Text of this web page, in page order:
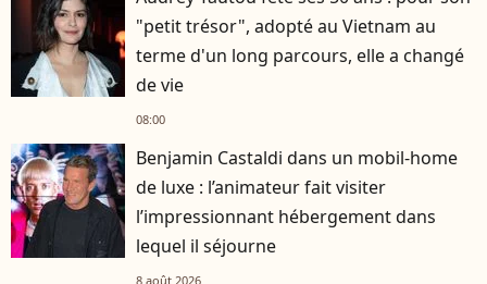
"petit trésor", adopté au Vietnam au
terme d'un long parcours, elle a changé
de vie
08:00
Benjamin Castaldi dans un mobil-home
de luxe : l’animateur fait visiter
l’impressionnant hébergement dans
lequel il séjourne
8 août 2026